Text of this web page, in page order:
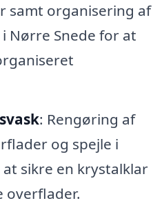
samt organisering af
Nørre Snede for at
: Rengøring af
og spejle i
sikre en krystalklar
overflader.